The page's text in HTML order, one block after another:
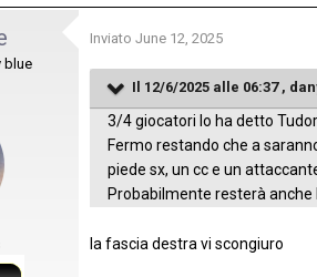
blue
Inviato June 12, 2025
Il 12/6/2025 alle 06:37 ,
3/4 giocatori lo ha detto
Fermo restando che a
piede sx, un cc e un
Probabilmente resterà
la fascia destra vi scongiuro